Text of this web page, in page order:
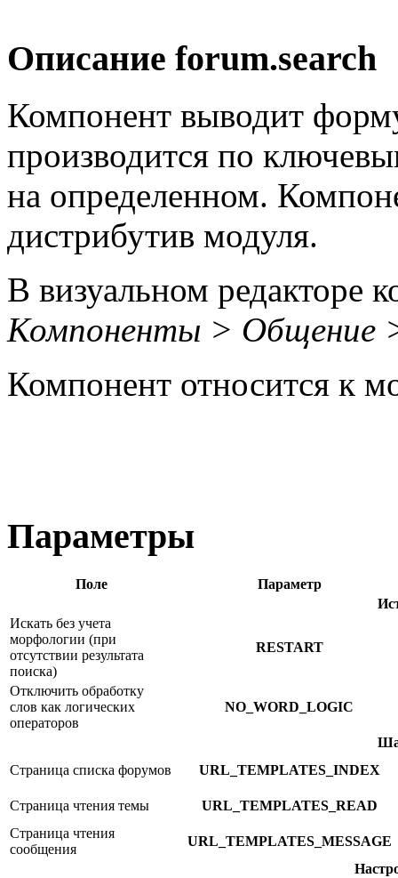
Описание forum.search
Компонент выводит
производится по
на определенном.
дистрибутив модуля.
В визуальном редакторе
Компоненты > Общение
Компонент относится к
Параметры
Поле
Параметр
Искать без учета
морфологии (при
отсутствии результата
поиска)
RESTART
Отключить обработку
слов как логических
операторов
NO_WORD_LOGIC
Страница списка форумов
URL_TEMPLATES_INDEX
Страница чтения темы
URL_TEMPLATES_READ
Страница чтения
сообщения
URL_TEMPLATES_MESSAGE